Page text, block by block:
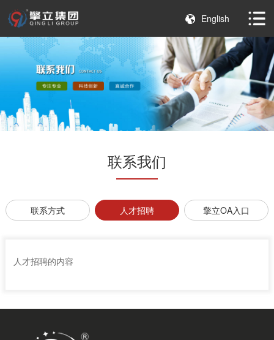
English
联系我们
联系方式 人才招聘 擎立OA入口
人才招聘的内容